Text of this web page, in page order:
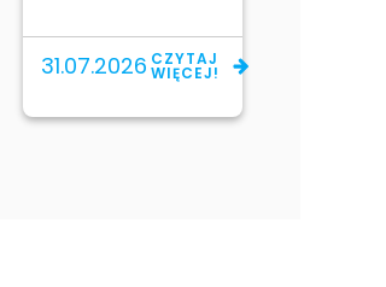
31.07.2026 CZYTAJ
WIĘCEJ!